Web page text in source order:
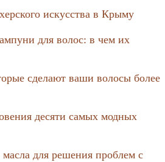
искусства в Крыму
для волос: в чем их
сделают ваши волосы более
десяти самых модных
для решения проблем с